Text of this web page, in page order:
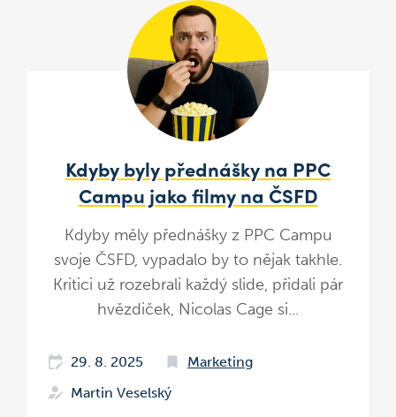
Kdyby byly přednášky na PPC
Campu jako filmy na ČSFD
Kdyby měly přednášky z PPC Campu
svoje ČSFD, vypadalo by to nějak takhle.
Kritici už rozebrali každý slide, přidali pár
hvězdiček, Nicolas Cage si...
29. 8. 2025
Marketing
Martin Veselský